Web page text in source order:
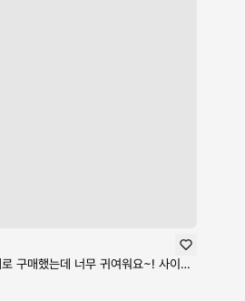
포인트 쿠션겸 베개로 구매했는데 너무 귀여워요~! 사이즈도 원하는 사이즈로 제작해주셔서 정말 편해요